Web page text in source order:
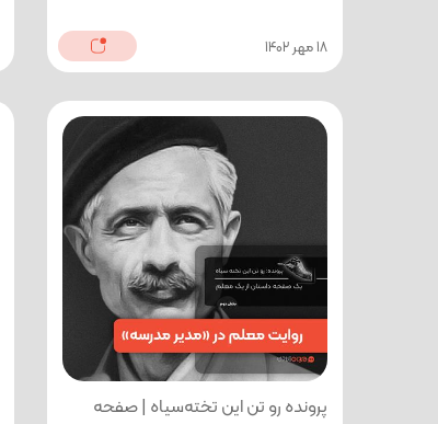
18 مهر 1402
پرونده رو تن این تخته‌سیاه | صفحه